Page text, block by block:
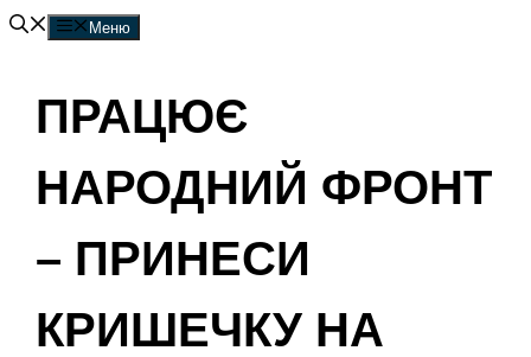
Меню
ПРАЦЮЄ
НАРОДНИЙ ФРОНТ
– ПРИНЕСИ
КРИШЕЧКУ НА